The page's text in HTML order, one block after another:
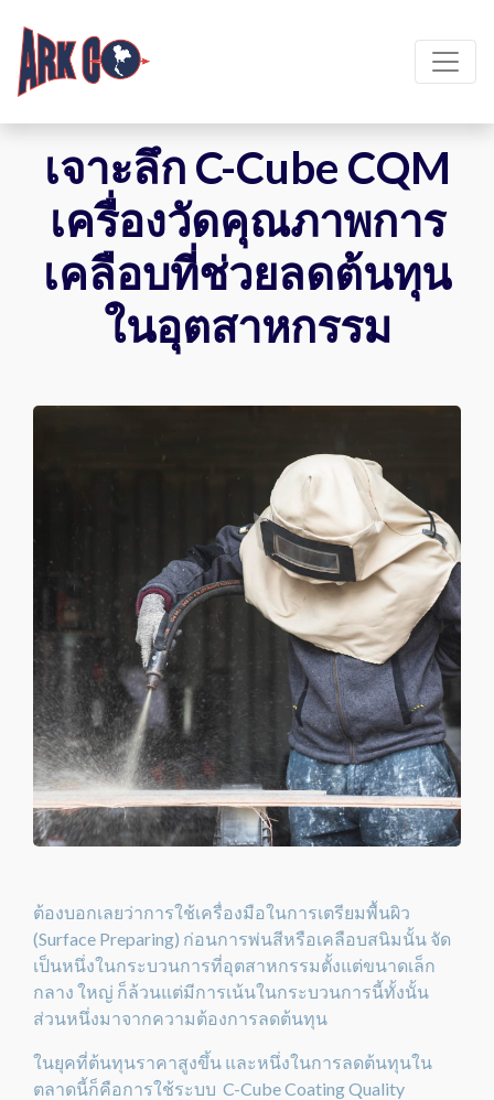
เจาะลึก C-Cube CQM
เครื่องวัดคุณภาพการ
เคลือบที่ช่วยลดต้นทุน
ในอุตสาหกรรม
ต้องบอกเลยว่าการใช้เครื่องมือในการเตรียมพื้นผิว
(Surface Preparing) ก่อนการพ่นสีหรือเคลือบสนิมนั้น จัด
เป็นหนึ่งในกระบวนการที่อุตสาหกรรมตั้งแต่ขนาดเล็ก
กลาง ใหญ่ ก็ล้วนแต่มีการเน้นในกระบวนการนี้ทั้งนั้น
ส่วนหนึ่งมาจากความต้องการลดต้นทุน
ในยุคที่ต้นทุนราคาสูงขึ้น และหนึ่งในการลดต้นทุนใน
ตลาดนี้ก็คือการใช้ระบบ C-Cube Coating Quality